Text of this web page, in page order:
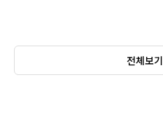
전체보기